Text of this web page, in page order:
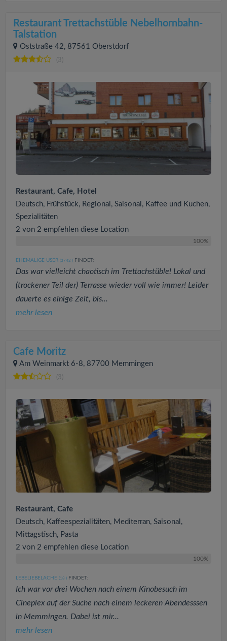
Restaurant Trettachstüble Nebelhornbahn-
Talstation
Oststraße 42, 87561 Oberstdorf
(3)
Restaurant, Cafe, Hotel
Deutsch, Frühstück, Regional, Saisonal, Kaffee und Kuchen,
Spezialitäten
2 von 2 empfehlen diese Location
100%
EHEMALIGE USER (3742 ) FINDET:
Das war vielleicht chaotisch im Trettachstüble! Lokal und
(trockener Teil der) Terrasse wieder voll wie immer! Leider
dauerte es einige Zeit, bis...
mehr lesen
Cafe Moritz
Am Weinmarkt 6-8, 87700 Memmingen
(3)
Restaurant, Cafe
Deutsch, Kaffeespezialitäten, Mediterran, Saisonal,
Mittagstisch, Pasta
2 von 2 empfehlen diese Location
100%
LEBELIEBELACHE (18 ) FINDET:
Ich war vor drei Wochen nach einem Kinobesuch im
Cineplex auf der Suche nach einem leckeren Abendesssen
in Memmingen. Dabei ist mir...
mehr lesen